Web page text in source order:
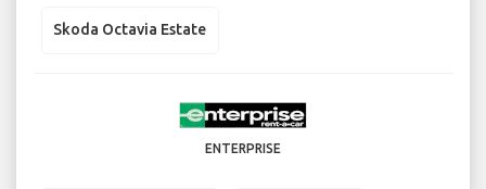
Skoda Octavia Estate
ENTERPRISE